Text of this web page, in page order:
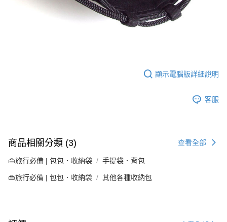
顯示電腦版詳細說明
客服
商品相關分類 (3) 查看全部
👜旅行必備 | 包包．收納袋 手提袋．背包
👜旅行必備 | 包包．收納袋 其他各種收納包